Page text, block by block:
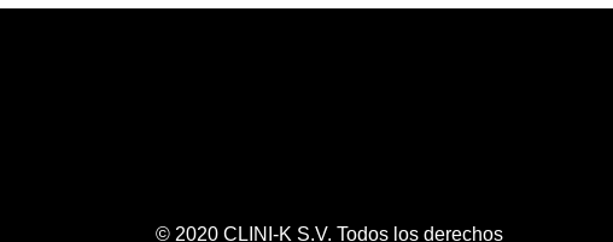
© 2020 CLINI-K S.V. Todos los derechos